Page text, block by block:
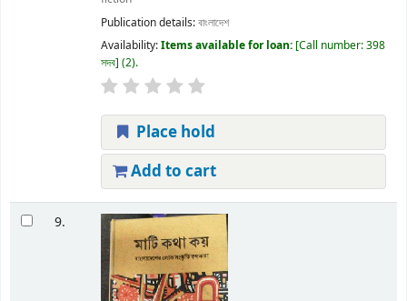
Publication details:বাংলাদেশ
Availability:Items available for loan: Call number:398
সদব (2).
Place hold
Add to cart
9.